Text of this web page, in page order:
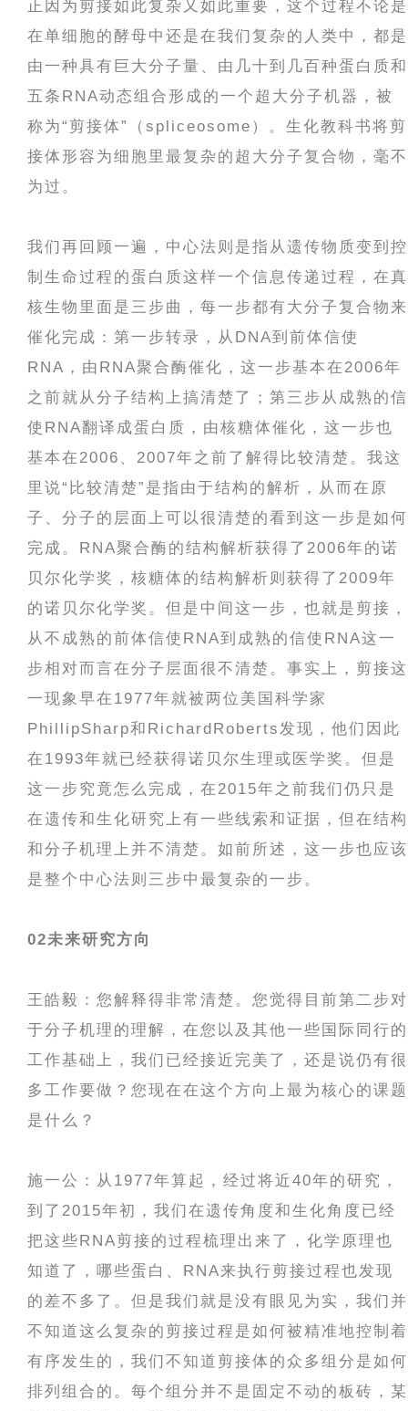
正因为剪接如此复杂又如此重要，这个过程不论是
在单细胞的酵母中还是在我们复杂的人类中，都是
由一种具有巨大分子量、由几十到几百种蛋白质和
五条RNA动态组合形成的一个超大分子机器，被
称为“剪接体”（spliceosome）。生化教科书将剪
接体形容为细胞里最复杂的超大分子复合物，毫不
为过。
我们再回顾一遍，中心法则是指从遗传物质变到控
制生命过程的蛋白质这样一个信息传递过程，在真
核生物里面是三步曲，每一步都有大分子复合物来
催化完成：第一步转录，从DNA到前体信使
RNA，由RNA聚合酶催化，这一步基本在2006年
之前就从分子结构上搞清楚了；第三步从成熟的信
使RNA翻译成蛋白质，由核糖体催化，这一步也
基本在2006、2007年之前了解得比较清楚。我这
里说“比较清楚”是指由于结构的解析，从而在原
子、分子的层面上可以很清楚的看到这一步是如何
完成。RNA聚合酶的结构解析获得了2006年的诺
贝尔化学奖，核糖体的结构解析则获得了2009年
的诺贝尔化学奖。但是中间这一步，也就是剪接，
从不成熟的前体信使RNA到成熟的信使RNA这一
步相对而言在分子层面很不清楚。事实上，剪接这
一现象早在1977年就被两位美国科学家
PhillipSharp和RichardRoberts发现，他们因此
在1993年就已经获得诺贝尔生理或医学奖。但是
这一步究竟怎么完成，在2015年之前我们仍只是
在遗传和生化研究上有一些线索和证据，但在结构
和分子机理上并不清楚。如前所述，这一步也应该
是整个中心法则三步中最复杂的一步。
02未来研究方向
王皓毅：您解释得非常清楚。您觉得目前第二步对
于分子机理的理解，在您以及其他一些国际同行的
工作基础上，我们已经接近完美了，还是说仍有很
多工作要做？您现在在这个方向上最为核心的课题
是什么？
施一公：从1977年算起，经过将近40年的研究，
到了2015年初，我们在遗传角度和生化角度已经
把这些RNA剪接的过程梳理出来了，化学原理也
知道了，哪些蛋白、RNA来执行剪接过程也发现
的差不多了。但是我们就是没有眼见为实，我们并
不知道这么复杂的剪接过程是如何被精准地控制着
有序发生的，我们不知道剪接体的众多组分是如何
排列组合的。每个组分并不是固定不动的板砖，某